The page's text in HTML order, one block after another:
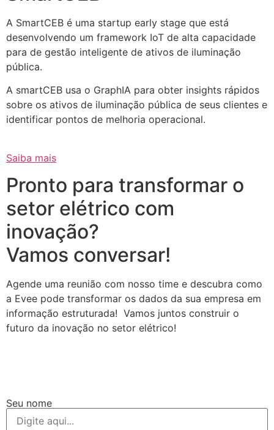
A SmartCEB é uma startup early stage que está
desenvolvendo um framework IoT de alta capacidade
para de gestão inteligente de ativos de iluminação
pública.
A smartCEB usa o GraphIA para obter insights rápidos
sobre os ativos de iluminação pública de seus clientes e
identificar pontos de melhoria operacional.
Saiba mais
Pronto para transformar o
setor elétrico com
inovação?
Vamos conversar!
Agende uma reunião com nosso time e descubra como
a Evee pode transformar os dados da sua empresa em
informação estruturada! Vamos juntos construir o
futuro da inovação no setor elétrico!
Seu nome